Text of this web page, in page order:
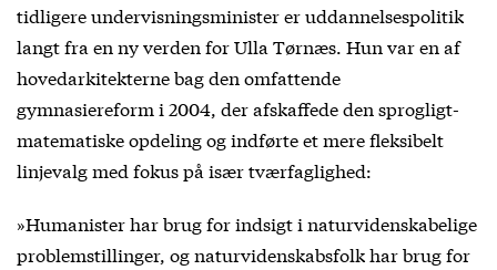
tidligere undervisningsminister er uddannelsespolitik
langt fra en ny verden for Ulla Tørnæs. Hun var en af
hovedarkitekterne bag den omfattende
gymnasiereform i 2004, der afskaffede den sprogligt-
matematiske opdeling og indførte et mere fleksibelt
linjevalg med fokus på især tværfaglighed:
»Humanister har brug for indsigt i naturvidenskabelige
problemstillinger, og naturvidenskabsfolk har brug for